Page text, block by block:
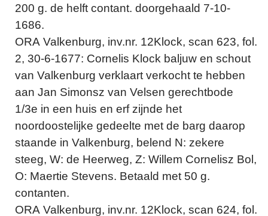
200 g. de helft contant. doorgehaald 7-10-
1686.
ORA Valkenburg, inv.nr. 12Klock, scan 623, fol.
2, 30-6-1677: Cornelis Klock baljuw en schout
van Valkenburg verklaart verkocht te hebben
aan Jan Simonsz van Velsen gerechtbode
1/3e in een huis en erf zijnde het
noordoostelijke gedeelte met de barg daarop
staande in Valkenburg, belend N: zekere
steeg, W: de Heerweg, Z: Willem Cornelisz Bol,
O: Maertie Stevens. Betaald met 50 g.
contanten.
ORA Valkenburg, inv.nr. 12Klock, scan 624, fol.